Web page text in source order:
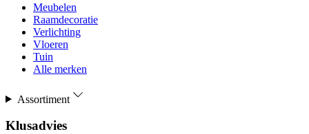
Meubelen
Raamdecoratie
Verlichting
Vloeren
Tuin
Alle merken
Assortiment
Klusadvies